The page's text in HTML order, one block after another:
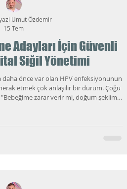
Adayları İçin Güvenli
Siğil Yönetimi
daha önce var olan HPV enfeksiyonunun
etmek çok anlaşılır bir durum. Çoğu
"Bebeğime zarar verir mi, doğum şeklim
nelere dikkat edildiğini adım adım
Umut Özdemir
15 Tem